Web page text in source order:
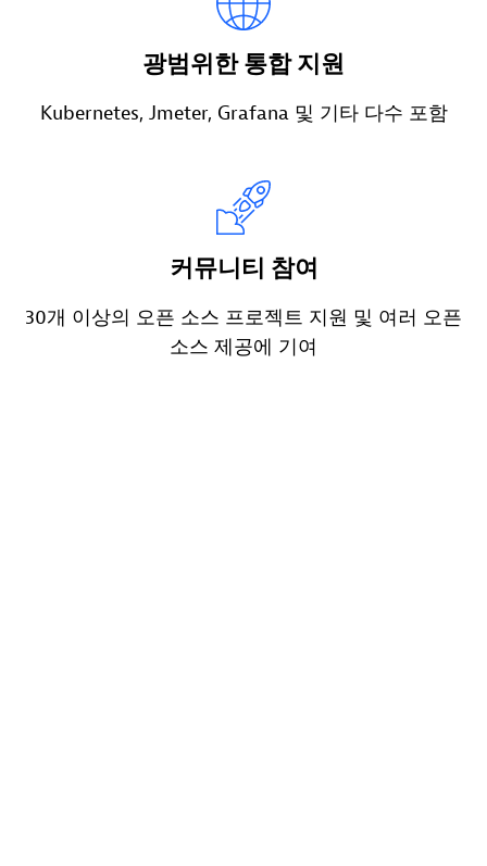
광범위한 통합 지원
Kubernetes, Jmeter, Grafana 및 기타 다수 포함
커뮤니티 참여
30개 이상의 오픈 소스 프로젝트 지원 및 여러 오픈
소스 제공에 기여